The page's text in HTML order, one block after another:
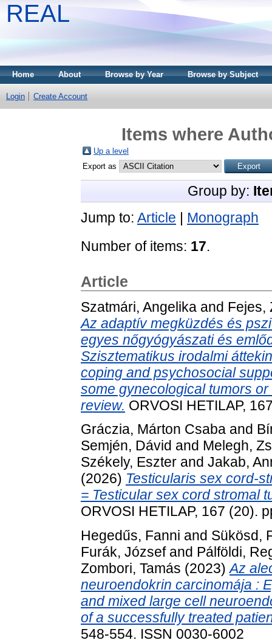
REAL
Home About Browse by Year Browse by Subject
Login Create Account
Items where
Up a level
Export as
Group by:
Jump to: Article | Monograph
Number of items: 17.
Article
Szatmári, Angelika and Fejes,
Az adaptív megküzdés és
egyes nőgyógyászati és
Szisztematikus irodalmi
coping and psychosocial
some gynecological tumors
review. ORVOSI HETILAP,
Gráczia, Márton Csaba and
Semjén, Dávid and Melegh,
Székely, Eszter and Jakab,
(2026) Testicularis sex cord-
= Testicular sex cord stromal
ORVOSI HETILAP, 167 (20).
Hegedűs, Fanni and Sükösd,
Furák, Józsefand Pálföldi,
Zombori, Tamás (2023)Az
neuroendokrin carcinomája :
and mixed large cell
of a successfully treated
548-554. ISSN 0030-6002